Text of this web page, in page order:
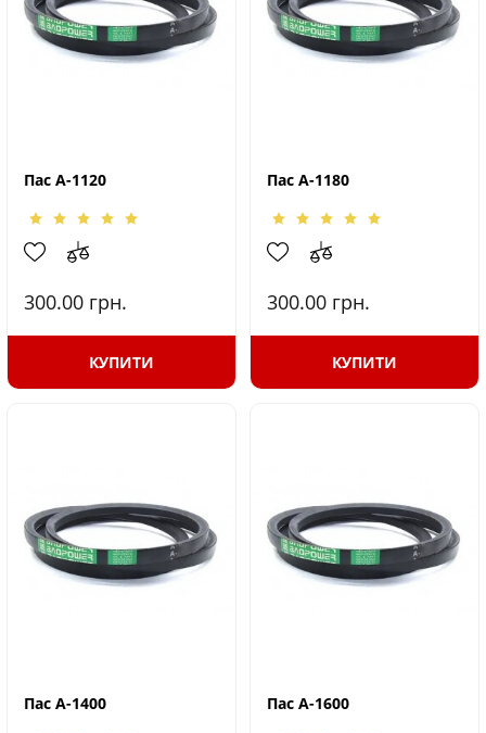
Пас А-1120
300.00 грн.
КУПИТИ
Пас А-1180
300.00 грн.
КУПИТИ
Пас А-1400 Пас А-1600